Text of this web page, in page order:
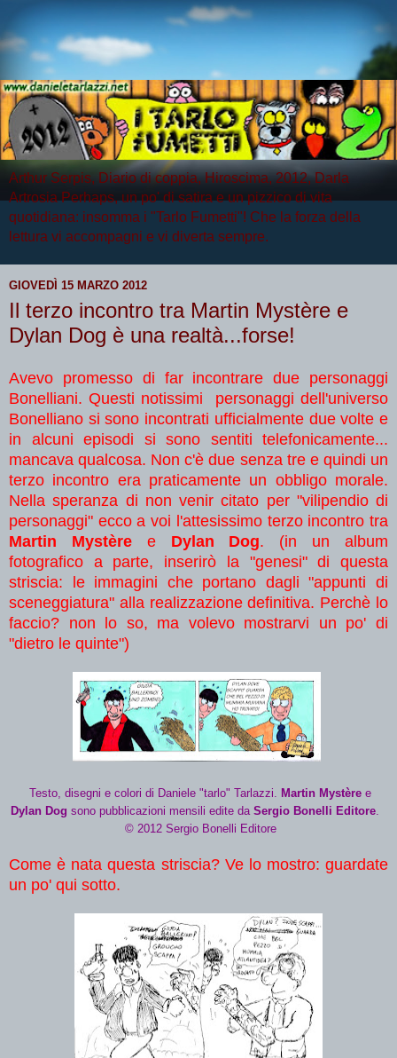
Arthur Serpis, Diario di coppia, Hiroscima, 2012, Darla
Artrosia Perhaps, un po' di satira e un pizzico di vita
quotidiana: insomma i "Tarlo Fumetti"! Che la forza della
lettura vi accompagni e vi diverta sempre.
GIOVEDÌ 15 MARZO 2012
Il terzo incontro tra Martin Mystère e
Dylan Dog è una realtà...forse!
Avevo promesso di far incontrare due personaggi
Bonelliani. Questi notissimi personaggi dell'universo
Bonelliano si sono incontrati ufficialmente due volte e
in alcuni episodi si sono sentiti telefonicamente...
mancava qualcosa. Non c'è due senza tre e quindi un
terzo incontro era praticamente un obbligo morale.
Nella speranza di non venir citato per "vilipendio di
personaggi" ecco a voi l'attesissimo terzo incontro tra
Martin Mystèree Dylan Dog. (in un album
fotografico a parte, inserirò la "genesi" di questa
striscia: le immagini che portano dagli "appunti di
sceneggiatura" alla realizzazione definitiva. Perchè lo
faccio? non lo so, ma volevo mostrarvi un po' di
"dietro le quinte")
Testo, disegni e colori di Daniele "tarlo" Tarlazzi. Martin Mystère e
Dylan Dog sono pubblicazioni mensili edite da Sergio Bonelli Editore.
© 2012 Sergio Bonelli Editore
Come è nata questa striscia? Ve lo mostro: guardate
un po' qui sotto.